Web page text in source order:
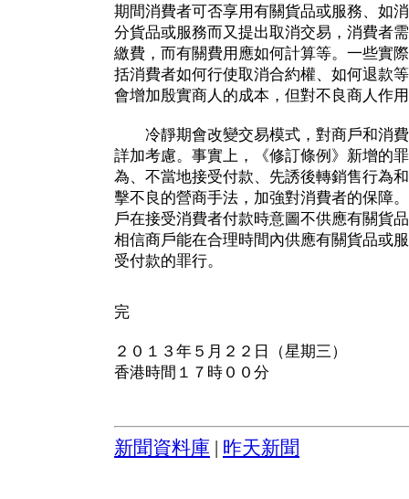
期間消費者可否享用有關貨品或服務、如
分貨品或服務而又提出取消交易，消費者
繳費，而有關費用應如何計算等。一些實
括消費者如何行使取消合約權、如何退款
會增加殷實商人的成本，但對不良商人作
冷靜期會改變交易模式，對商戶和消費
詳加考慮。事實上，《修訂條例》新增的
為、不當地接受付款、先誘後轉銷售行為
擊不良的營商手法，加強對消費者的保障
戶在接受消費者付款時意圖不供應有關貨
相信商戶能在合理時間內供應有關貨品或
受付款的罪行。
完
２０１３年５月２２日（星期三）
香港時間１７時００分
新聞資料庫 昨天新聞